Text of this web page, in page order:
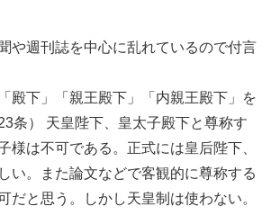
や週刊誌を中心に乱れているので付言
殿下」「親王殿下」「内親王殿下」を
条） 天皇陛下、皇太子殿下と尊称す
様は不可である。正式には皇后陛下、
い。また論文などで客観的に尊称する
だと思う。しかし天皇制は使わない。